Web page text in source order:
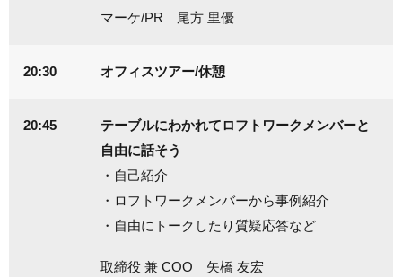
マーケ/PR 尾方 里優
20:30 オフィスツアー/休憩
20:45
テーブルにわかれてロフトワークメンバーと
自由に話そう
・自己紹介
・ロフトワークメンバーから事例紹介
・自由にトークしたり質疑応答など
取締役 兼 COO 矢橋 友宏